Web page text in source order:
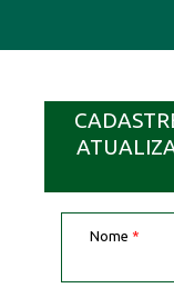
Nome *